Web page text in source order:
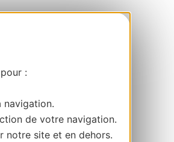
:
navigation.
de votre navigation.
notre site et en dehors.